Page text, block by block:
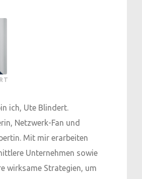
ich, Ute Blindert.
Netzwerk-Fan und
Mit mir erarbeiten
Unternehmen sowie
wirksame Strategien, um